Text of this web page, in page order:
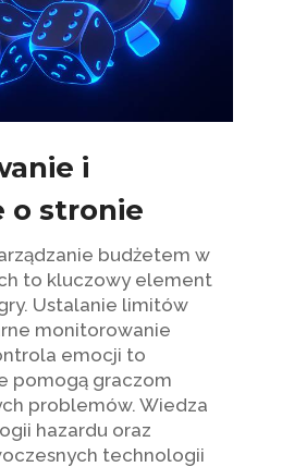
i
o stronie
budżetem w
to kluczowy element
Ustalanie limitów
monitorowanie
emocji to
pomogą graczom
problemów. Wiedza
hazardu oraz
technologii